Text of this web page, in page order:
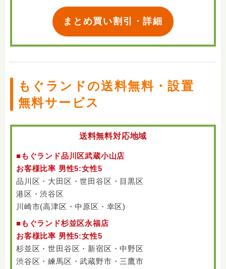
まとめ買い割引・詳細
もぐランドの送料無料・設置
無料サービス
送料無料対応地域
■もぐランド品川区武蔵小山店
お客様比率 男性5:女性5
品川区・大田区・世田谷区・目黒区
港区・渋谷区
川崎市(高津区・中原区・幸区)
■もぐランド杉並区永福店
お客様比率 男性5:女性5
杉並区・世田谷区・新宿区・中野区
渋谷区・練馬区・武蔵野市・三鷹市